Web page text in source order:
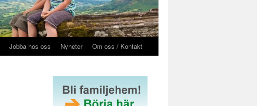
Jobba hos oss Nyheter Om oss / Kontakt